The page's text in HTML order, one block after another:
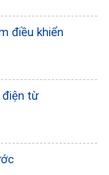
điều khiển
điện từ